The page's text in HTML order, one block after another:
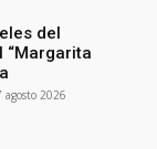
del
“Margarita
agosto 2026